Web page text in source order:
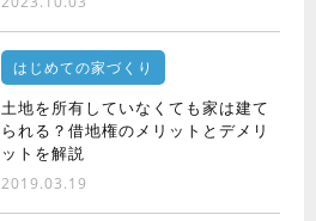
はじめての家づくり
土地を所有していなくても家は建て
られる？借地権のメリットとデメリ
ットを解説
2019.03.19